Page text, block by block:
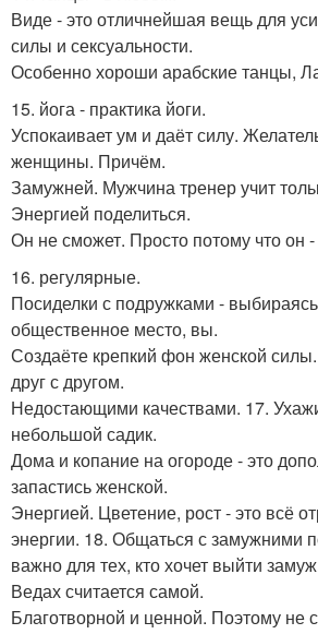
Виде - это отличнейшая вещь для
силы и сексуальности.
Особенно хороши арабские танцы,
15. йога - практика йоги.
Успокаивает ум и даёт силу.
женщины. Причём.
Замужней. Мужчина тренер учит
Энергией поделиться.
Он не сможет. Просто потому что он
16. регулярные.
Посиделки с подружками -
общественное место, вы.
Создаёте крепкий фон женской
друг с другом.
Недостающими качествами. 17.
небольшой садик.
Дома и копание на огороде - это
запастись женской.
Энергией. Цветение, рост - это всё
энергии. 18. Общаться с замужними
важно для тех, кто хочет выйти
Ведах считается самой.
Благотворной и ценной. Поэтому не